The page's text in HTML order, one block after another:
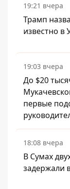
19:21 вчера
Трамп
известно в
19:03 вчера
До $20
первые
18:08 вчера
В Сумах
задержали